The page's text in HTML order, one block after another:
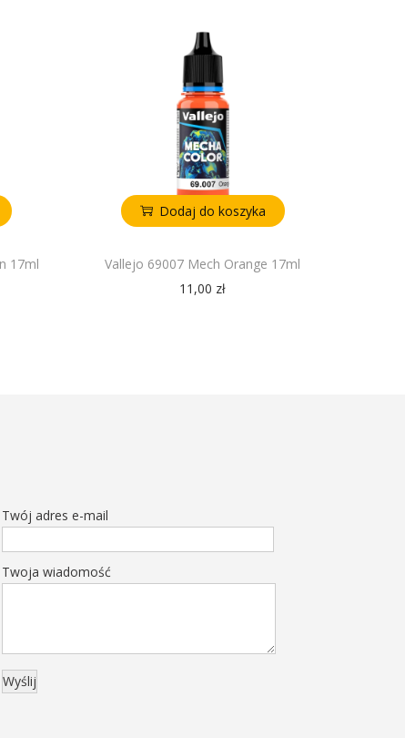
17ml
Dodaj do koszyka
Vallejo 69007 Mech Orange 17ml
11,00 zł
Twój adres e-mail
Twoja wiadomość